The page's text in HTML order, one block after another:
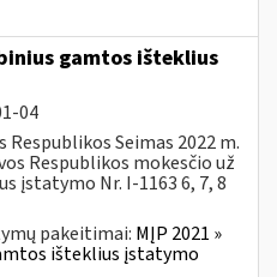
gamtos išteklius
04
Seimas 2022 m.
Respublikos mokesčio už
įstatymo Nr. I-1163 6, 7, 8
pakeitimai: MĮP 2021 »
išteklius įstatymo